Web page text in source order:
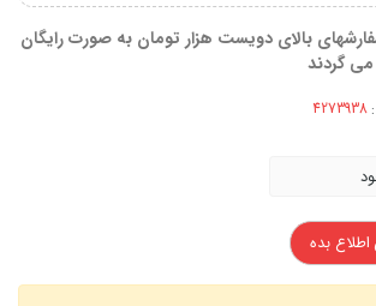
بالای دویست هزار تومان به صورت رایگان
می گردند
بده